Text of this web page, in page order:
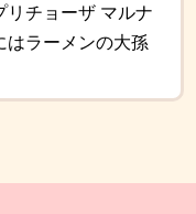
リチョーザ マルナ
はラーメンの大孫